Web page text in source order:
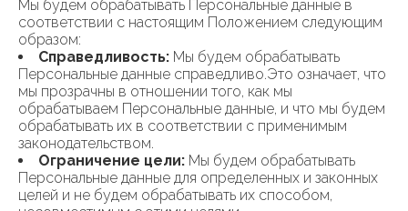
Мы будем обрабатывать Персональные данные в
соответствии с настоящим Положением следующим
образом:
Справедливость: Мы будем обрабатывать
Персональные данные справедливо.Это означает, что
мы прозрачны в отношении того, как мы
обрабатываем Персональные данные, и что мы будем
обрабатывать их в соответствии с применимым
законодательством.
Ограничение цели: Мы будем обрабатывать
Персональные данные для определенных и законных
целей и не будем обрабатывать их способом,